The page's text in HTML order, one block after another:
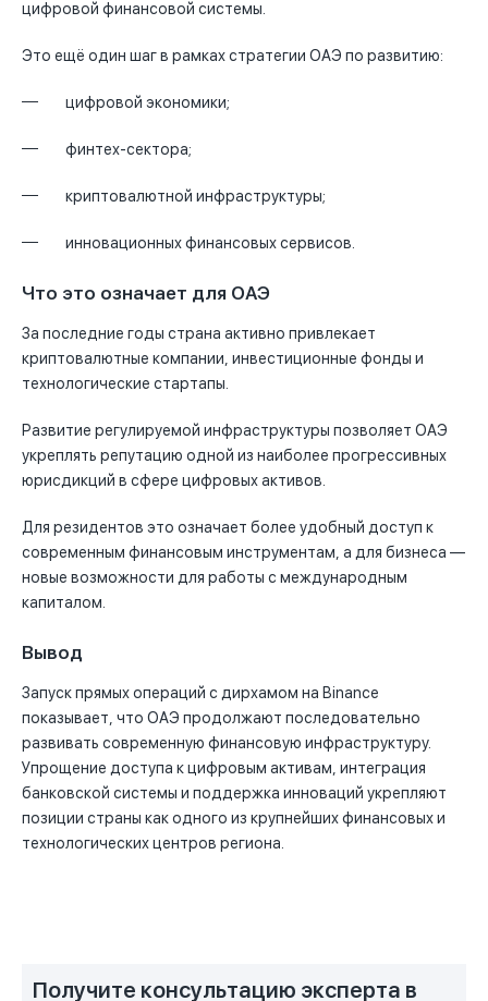
цифровой финансовой системы.
Это ещё один шаг в рамках стратегии ОАЭ по развитию:
цифровой экономики;
финтех-сектора;
криптовалютной инфраструктуры;
инновационных финансовых сервисов.
Что это означает для ОАЭ
За последние годы страна активно привлекает
криптовалютные компании, инвестиционные фонды и
технологические стартапы.
Развитие регулируемой инфраструктуры позволяет ОАЭ
укреплять репутацию одной из наиболее прогрессивных
юрисдикций в сфере цифровых активов.
Для резидентов это означает более удобный доступ к
современным финансовым инструментам, а для бизнеса —
новые возможности для работы с международным
капиталом.
Вывод
Запуск прямых операций с дирхамом на Binance
показывает, что ОАЭ продолжают последовательно
развивать современную финансовую инфраструктуру.
Упрощение доступа к цифровым активам, интеграция
банковской системы и поддержка инноваций укрепляют
позиции страны как одного из крупнейших финансовых и
технологических центров региона.
Получите консультацию эксперта в